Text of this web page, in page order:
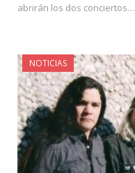
abrirán los dos conciertos…
NOTICIAS